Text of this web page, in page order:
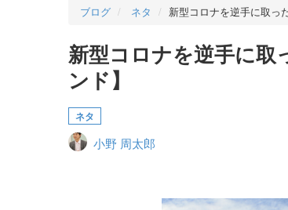
ブログ ネタ 新型コロナを逆手に取っ
新型コロナを逆手に取
ンド】
ネタ
小野 周太郎